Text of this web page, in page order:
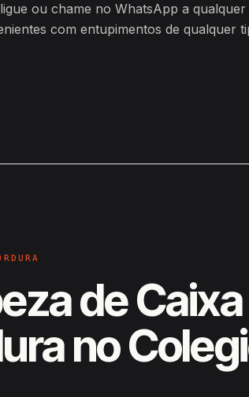
ou chame no WhatsApp a
com entupimentos de qualquer
de
no